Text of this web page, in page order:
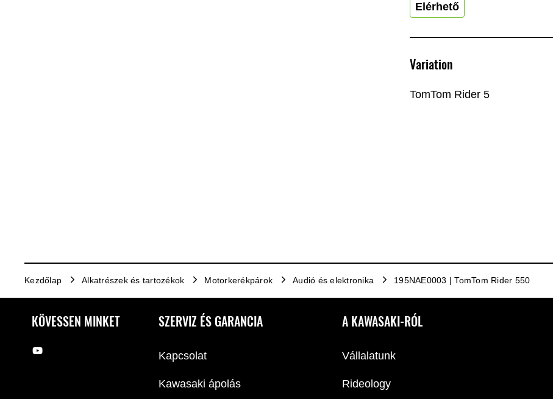
Elérhető
Variation
TomTom Rider 5
Kezdőlap Alkatrészek és tartozékok Motorkerékpárok Audió és elektronika 195NAE0003 | TomTom Rider 550
KÖVESSEN MINKET SZERVIZ ÉS GARANCIA
Kapcsolat
Kawasaki ápolás
A KAWASAKI-RÓL
Vállalatunk
Rideology